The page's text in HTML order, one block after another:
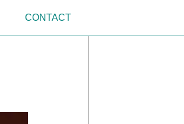
CONTACT